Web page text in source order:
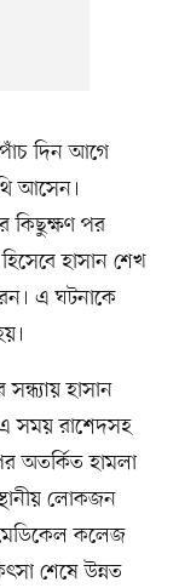
পাঁচ দিন আগে
আসেন।
কিছুক্ষণ পর
হাসান শেখ
এ ঘটনাকে
হাসান
এ সময় রাশেদসহ
অতর্কিত হামলা
লোকজন
মেডিকেল কলেজ
শেষে উন্নত